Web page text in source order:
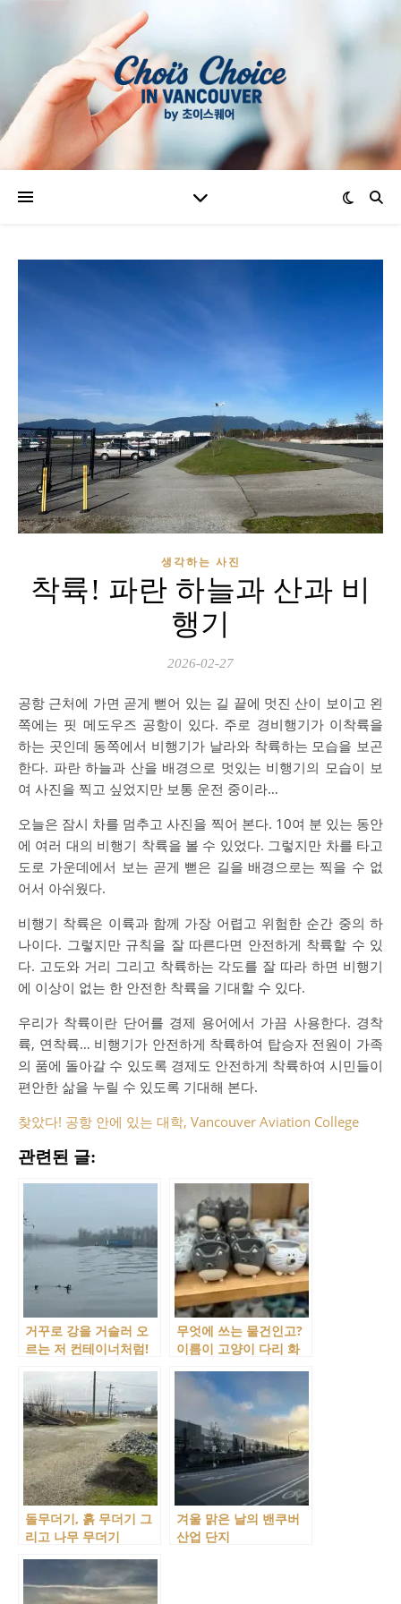
생각하는 사진
착륙! 파란 하늘과 산과 비
행기
2026-02-27
공항 근처에 가면 곧게 뻗어 있는 길 끝에 멋진 산이 보이고 왼
쪽에는 핏 메도우즈 공항이 있다. 주로 경비행기가 이착륙을
하는 곳인데 동쪽에서 비행기가 날라와 착륙하는 모습을 보곤
한다. 파란 하늘과 산을 배경으로 멋있는 비행기의 모습이 보
여 사진을 찍고 싶었지만 보통 운전 중이라…
오늘은 잠시 차를 멈추고 사진을 찍어 본다. 10여 분 있는 동안
에 여러 대의 비행기 착륙을 볼 수 있었다. 그렇지만 차를 타고
도로 가운데에서 보는 곧게 뻗은 길을 배경으로는 찍을 수 없
어서 아쉬웠다.
비행기 착륙은 이륙과 함께 가장 어렵고 위험한 순간 중의 하
나이다. 그렇지만 규칙을 잘 따른다면 안전하게 착륙할 수 있
다. 고도와 거리 그리고 착륙하는 각도를 잘 따라 하면 비행기
에 이상이 없는 한 안전한 착륙을 기대할 수 있다.
우리가 착륙이란 단어를 경제 용어에서 가끔 사용한다. 경착
륙, 연착륙… 비행기가 안전하게 착륙하여 탑승자 전원이 가족
의 품에 돌아갈 수 있도록 경제도 안전하게 착륙하여 시민들이
편안한 삶을 누릴 수 있도록 기대해 본다.
찾았다! 공항 안에 있는 대학, Vancouver Aviation College
관련된 글:
거꾸로 강을 거슬러 오
르는 저 컨테이너처럼!
무엇에 쓰는 물건인고?
이름이 고양이 다리 화
돌무더기, 흙 무더기 그
리고 나무 무더기
겨울 맑은 날의 밴쿠버
산업 단지